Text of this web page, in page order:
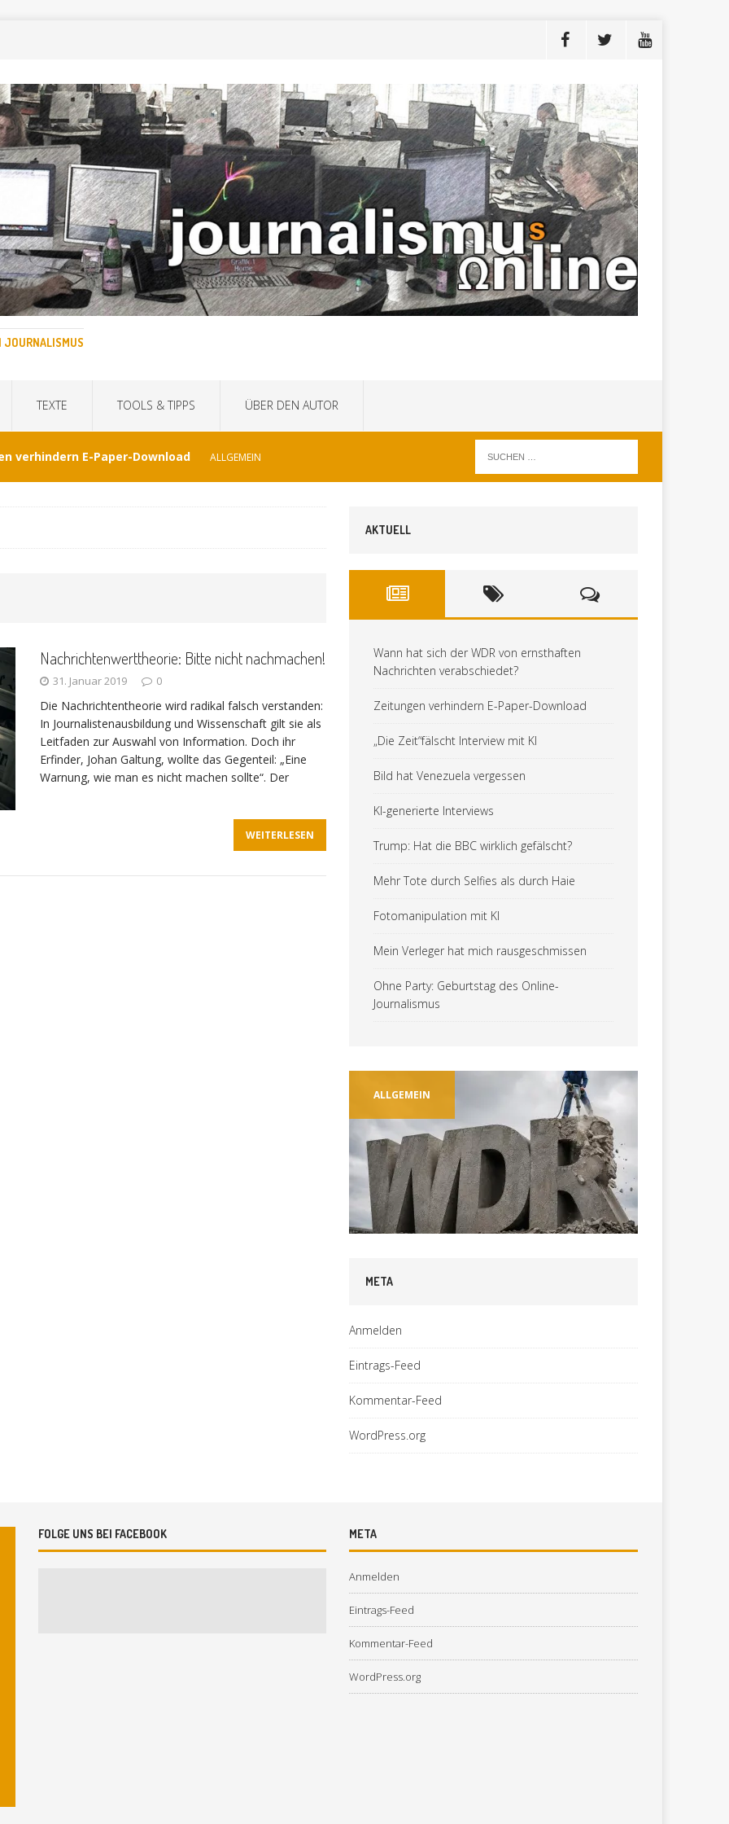
JOURNALISMUS
TEXTE TOOLS & TIPPS ÜBER DEN AUTOR
verhindern E-Paper-Download ALLGEMEIN
Interview mit KI TECHNIK
sich der WDR von ernsthaften Nachrichten
Nachrichtenwerttheorie: Bitte nicht nachmachen!
31. Januar 2019 0
Die Nachrichtentheorie wird radikal falsch verstanden:
In Journalistenausbildung und Wissenschaft gilt sie als
Leitfaden zur Auswahl von Information. Doch ihr
Erfinder, Johan Galtung, wollte das Gegenteil: „Eine
Warnung, wie man es nicht machen sollte“. Der
WEITERLESEN
AKTUELL
Wann hat sich der WDR von ernsthaften
Nachrichten verabschiedet?
Zeitungen verhindern E-Paper-Download
„Die Zeit“fälscht Interview mit KI
Bild hat Venezuela vergessen
KI-generierte Interviews
Trump: Hat die BBC wirklich gefälscht?
Mehr Tote durch Selfies als durch Haie
Fotomanipulation mit KI
Mein Verleger hat mich rausgeschmissen
Ohne Party: Geburtstag des Online-
Journalismus
ALLGEMEIN
META
Anmelden
Eintrags-Feed
Kommentar-Feed
WordPress.org
FOLGE UNS BEI FACEBOOK META
Anmelden
Eintrags-Feed
Kommentar-Feed
WordPress.org